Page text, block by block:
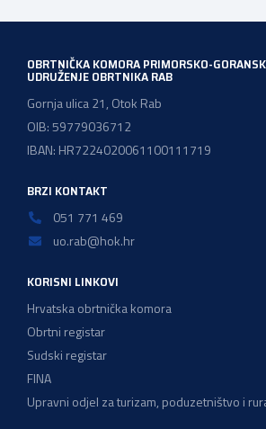
OBRTNIČKA KOMORA PRIMORSKO-
UDRUŽENJE OBRTNIKA RAB
Gornja ulica 21, Otok Rab
OIB: 59779036712
IBAN: HR7224020061100111719
BRZI KONTAKT
051 771 469
uo.rab@hok.hr
KORISNI LINKOVI
Hrvatska obrtnička komora
Obrtni registar
Sudski registar
FINA
Upravni odjel za turizam, poduzetništvo i